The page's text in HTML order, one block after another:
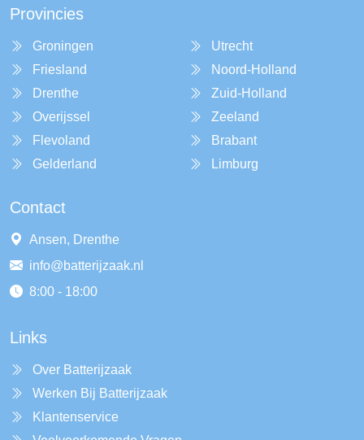
Provincies
Groningen
Friesland
Drenthe
Overijssel
Flevoland
Gelderland
Utrecht
Noord-Holland
Zuid-Holland
Zeeland
Brabant
Limburg
Contact
Ansen, Drenthe
info@batterijzaak.nl
8:00 - 18:00
Links
Over Batterijzaak
Werken Bij Batterijzaak
Klantenservice